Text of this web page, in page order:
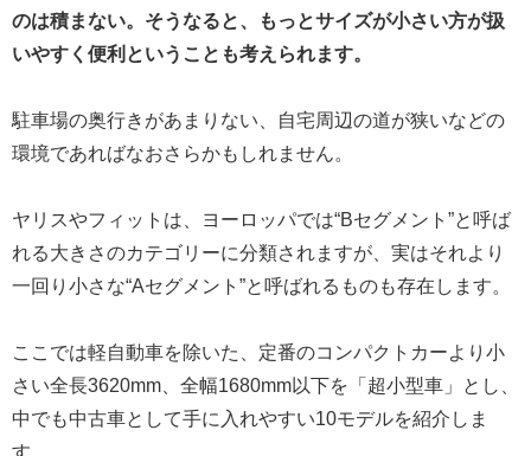
のは積まない。そうなると、もっとサイズが小さい方が扱
いやすく便利ということも考えられます。
駐車場の奥行きがあまりない、自宅周辺の道が狭いなどの
環境であればなおさらかもしれません。
ヤリスやフィットは、ヨーロッパでは“Bセグメント”と呼ば
れる大きさのカテゴリーに分類されますが、実はそれより
一回り小さな“Aセグメント”と呼ばれるものも存在します。
ここでは軽自動車を除いた、定番のコンパクトカーより小
さい全長3620mm、全幅1680mm以下を「超小型車」とし、
中でも中古車として手に入れやすい10モデルを紹介しま